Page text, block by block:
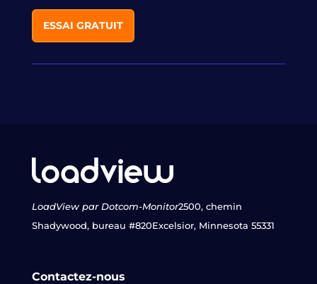
ESSAI GRATUIT
LoadView par Dotcom-Monitor2500, chemin
Shadywood, bureau #820Excelsior, Minnesota 55331
Contactez-nous